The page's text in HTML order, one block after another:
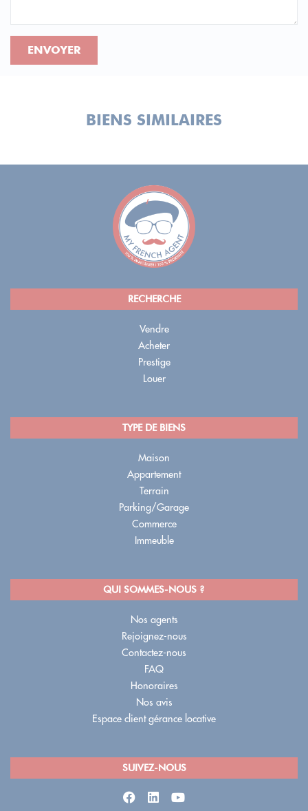
ENVOYER
BIENS SIMILAIRES
RECHERCHE
Vendre
Acheter
Prestige
Louer
TYPE DE BIENS
Maison
Appartement
Terrain
Parking/Garage
Commerce
Immeuble
QUI SOMMES-NOUS ?
Nos agents
Rejoignez-nous
Contactez-nous
FAQ
Honoraires
Nos avis
Espace client gérance locative
SUIVEZ-NOUS